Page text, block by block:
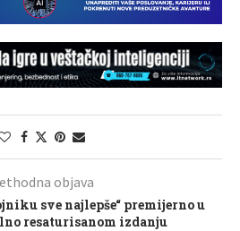
objava
sve najlepše“ premijerno u
resaturisanom izdanju